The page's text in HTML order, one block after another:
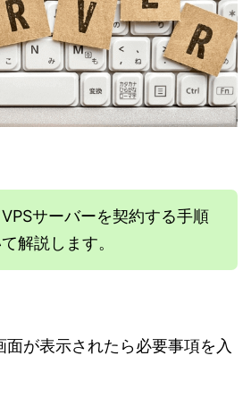
サーバーを契約する手順
解説します。
面が表示されたら必要事項を入